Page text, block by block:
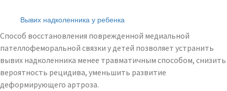
Вывих надколенника у ребенка
Способ восстановления поврежденной медиальной
пателлофеморальной связки у детей позволяет устранить
вывих надколенника менее травматичным способом, снизить
вероятность рецидива, уменьшить развитие
деформирующего артроза.